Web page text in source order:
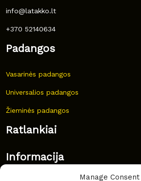
Manage Consent
info@latakko.lt
+370 52140634
Padangos
Vasarinės padangos
Universalios padangos
Žieminės padangos
Ratlankiai
Informacija